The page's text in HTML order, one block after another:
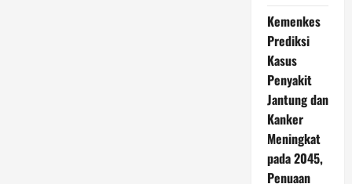
Kemenkes
Prediksi
Kasus
Penyakit
Jantung dan
Kanker
Meningkat
pada 2045,
Penuaan